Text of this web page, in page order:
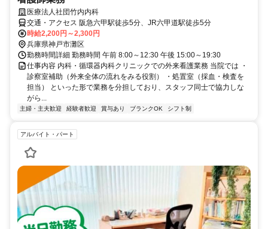
医療法人社団竹内内科
交通・アクセス 阪急六甲駅徒歩5分、JR六甲道駅徒歩5分
時給2,200円～2,300円
兵庫県神戸市灘区
勤務時間詳細 勤務時間 午前 8:00～12:30 午後 15:00～19:30
仕事内容 内科・循環器内科クリニックでの外来看護業務 当院では ・
診察室補助（外来全体の流れをみる役割） ・処置室（採血・検査を
担当） といった形で業務を分担しており、スタッフ同士で協力しな
がら...
主婦・主夫歓迎 経験者歓迎 賞与あり ブランクOK シフト制
アルバイト・パート